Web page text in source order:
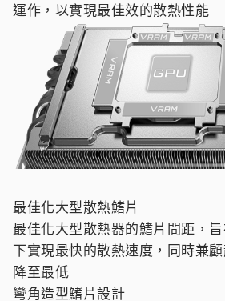
運作，以實現最佳效的散熱性能
最佳化大型散熱鰭片
最佳化大型散熱器的鰭片間距，
下實現最快的散熱速度，同時兼
降至最低
彎角造型鰭片設計